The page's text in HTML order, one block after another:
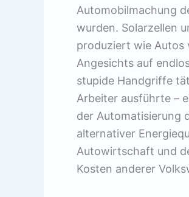
Automobilmachung
wurden. Solarzellen
produziert wie Autos
Angesichts auf
stupide Handgriffe
Arbeiter ausführte –
der Automatisierung
alternativer
Autowirtschaft und
Kosten anderer